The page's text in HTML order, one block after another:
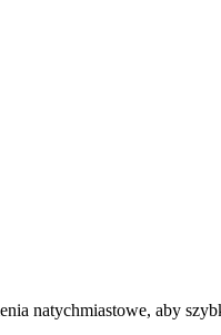
natychmiastowe, aby